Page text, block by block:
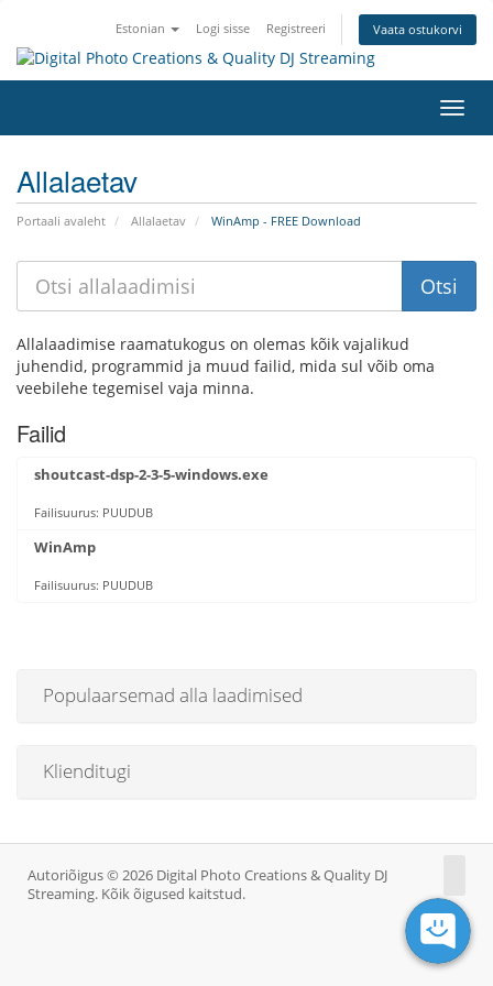
Estonian Logi sisse Registreeri Vaata ostukorvi
Allalaetav
Portaali avaleht Allalaetav WinAmp - FREE Download
Allalaadimise raamatukogus on olemas kõik vajalikud
juhendid, programmid ja muud failid, mida sul võib oma
veebilehe tegemisel vaja minna.
Failid
shoutcast-dsp-2-3-5-windows.exe
Failisuurus: PUUDUB
WinAmp
Failisuurus: PUUDUB
Populaarsemad alla laadimised
Klienditugi
Autoriõigus © 2026 Digital Photo Creations & Quality DJ
Streaming. Kõik õigused kaitstud.